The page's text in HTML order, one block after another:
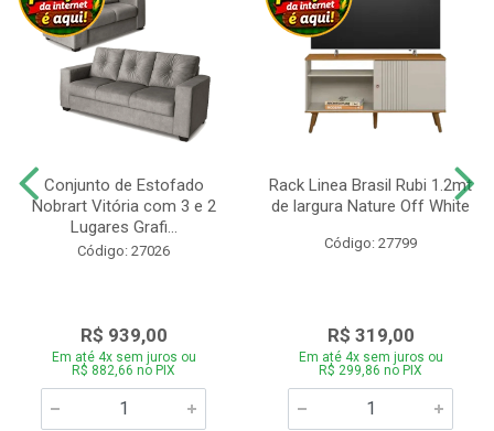
Conjunto de Estofado
Nobrart Vitória com 3 e 2
Lugares Grafi...
Código: 27026
R$ 939,00
Em até 4x sem juros ou
R$ 882,66 no PIX
Rack Linea Brasil Rubi 1.2mt
de largura Nature Off White
Código: 27799
R$ 319,00
Em até 4x sem juros ou
R$ 299,86 no PIX